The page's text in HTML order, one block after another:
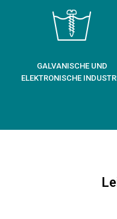
GALVANISCHE UND
ELEKTRONISCHE